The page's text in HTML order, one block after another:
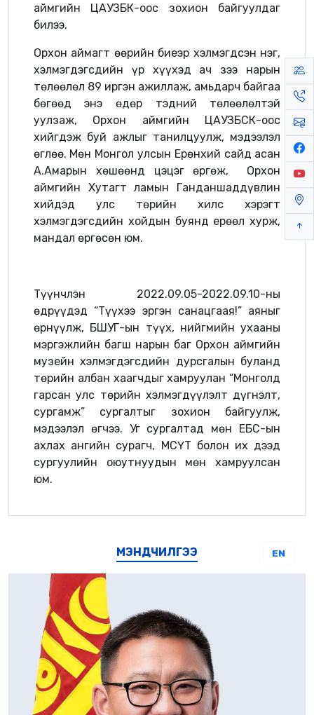
аймгийн ЦАУЗБК-оос зохион байгуулдаг
билээ.
Орхон аймагт өөрийн биеэр хэлмэгдсэн нэг,
хэлмэгдэгсдийн үр хүүхэд ач зээ нарын
төлөөлөл 89 иргэн ажиллаж, амьдарч байгаа
бөгөөд энэ өдөр тэдний төлөөлөлтэй
уулзаж, Орхон аймгийн ЦАУЗБСК-оос
хийгдэж буй ажлыг танилцуулж, мэдээлэл
өглөө. Мөн Монгол улсын Ерөнхий сайд асан
А.Амарын хөшөөнд цэцэг өргөж, Орхон
аймгийн Хутагт ламын Ганданшаддүвлин
хийдэд улс төрийн хилс хэрэгт
хэлмэгдэгсдийн хойдын буянд ерөөл хурж,
мандал өргөсөн юм.
Түүнчлэн 2022.09.05-2022.09.10-ны
өдрүүдэд “Түүхээ эргэн санацгаая!” аяныг
өрнүүлж, БШУГ-ын түүх, нийгмийн ухааны
мэргэжлийн багш нарын баг Орхон аймгийн
музейн хэлмэгдэгсдийн дурсгалын буланд
төрийн албан хаагчдыг хамруулан “Монголд
гарсан улс төрийн хэлмэгдүүлэлт дүгнэлт,
сургамж” сургалтыг зохион байгуулж,
мэдээлэл өгчээ. Уг сургалтад мөн ЕБС-ын
ахлах ангийн сурагч, МСҮТ болон их дээд
сургуулийн оюутнуудын мөн хамруулсан
юм.
МЭНДЧИЛГЭЭ EN